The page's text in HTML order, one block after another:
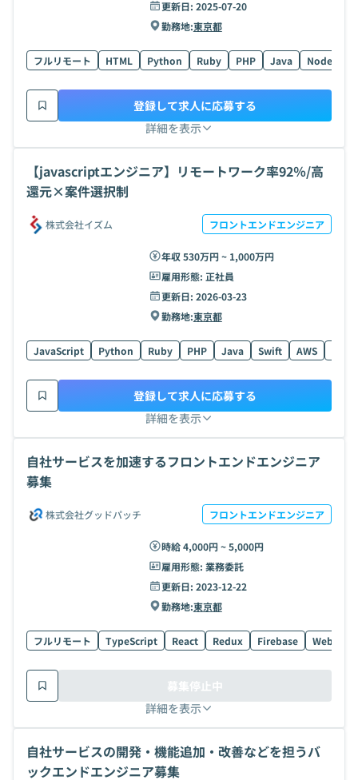
更新日: 2025-07-20
勤務地:東京都
フルリモート HTML Python Ruby PHP Java Node.js
詳細を表示
登録して求人に応募する
【javascriptエンジニア】リモートワーク率92％/高
還元×案件選択制
株式会社イズム フロントエンドエンジニア
年収 530万円 ~ 1,000万円
雇用形態: 正社員
更新日: 2026-03-23
勤務地:東京都
JavaScript Python Ruby PHP Java Swift AWS
詳細を表示
登録して求人に応募する
自社サービスを加速するフロントエンドエンジニア
募集
株式会社グッドパッチ フロントエンドエンジニア
時給 4,000円 ~ 5,000円
雇用形態: 業務委託
更新日: 2023-12-22
勤務地:東京都
フルリモート TypeScript React Redux Firebase WebGL
詳細を表示
募集停止中
自社サービスの開発・機能追加・改善などを担うバ
ックエンドエンジニア募集